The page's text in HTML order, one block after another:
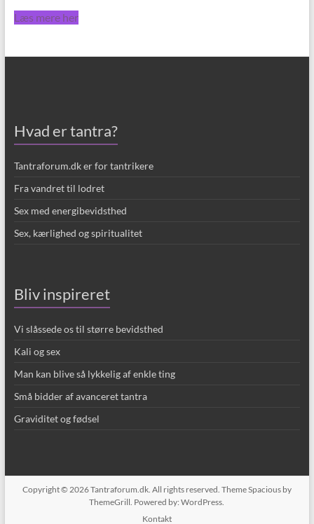
Læs mere her
Hvad er tantra?
Tantraforum.dk er for tantrikere
Fra vandret til lodret
Sex med energibevidsthed
Sex, kærlighed og spiritualitet
Bliv inspireret
Vi slåssede os til større bevidsthed
Kali og sex
Man kan blive så lykkelig af enkle ting
Små bidder af avanceret tantra
Graviditet og fødsel
Copyright © 2026Tantraforum.dk. All rights reserved. ThemeSpaciousby
ThemeGrill. Powered by:WordPress.
Kontakt